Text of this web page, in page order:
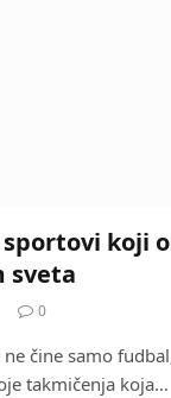
koji
sveta
0
čine samo
takmičenja koja…